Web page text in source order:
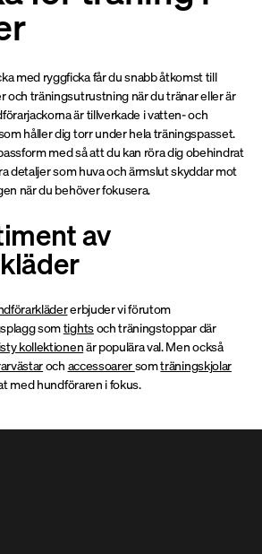
med ryggficka får du snabb åtkomst till
och träningsutrustning när du tränar eller är
är tillverkade i vatten- och
håller dig torr under hela träningspasset.
med så att du kan röra dig obehindrat
detaljer som huva och ärmslut skyddar mot
när du behöver fokusera.
av
erbjuder vi förutom
somtightsoch träningstoppar där
kollektionenär populära val. Men också
och accessoarersomträningskjolar
med hundföraren i fokus.